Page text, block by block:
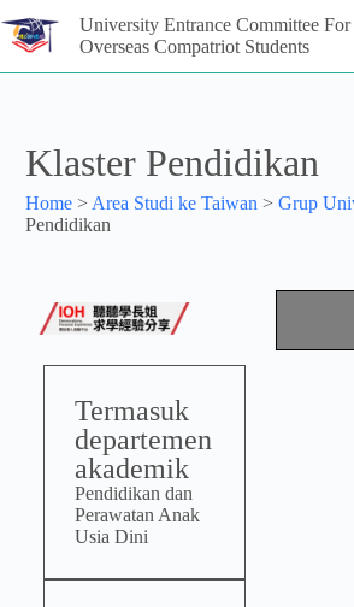
University Entrance Committee For
Overseas Compatriot Students
Klaster Pendidikan
Home > Area Studi ke Taiwan >Grup
Pendidikan
Termasuk
departemen
akademik
Pendidikan dan
Perawatan Anak
Usia Dini